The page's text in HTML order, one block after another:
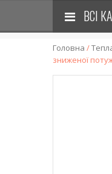
ВСІ
Головна /
зниженої